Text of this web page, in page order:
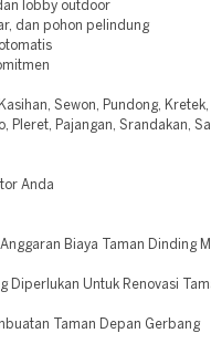
lobby outdoor
dan pohon pelindung
Sewon, Pundong, Kretek,
Pleret, Pajangan, Srandakan,
Anda
Biaya Taman Dinding
Diperlukan Untuk Renovasi
Taman Depan Gerbang